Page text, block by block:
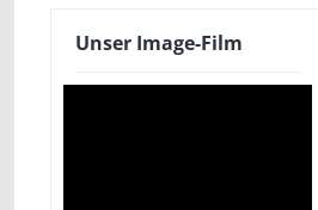
Unser Image-Film